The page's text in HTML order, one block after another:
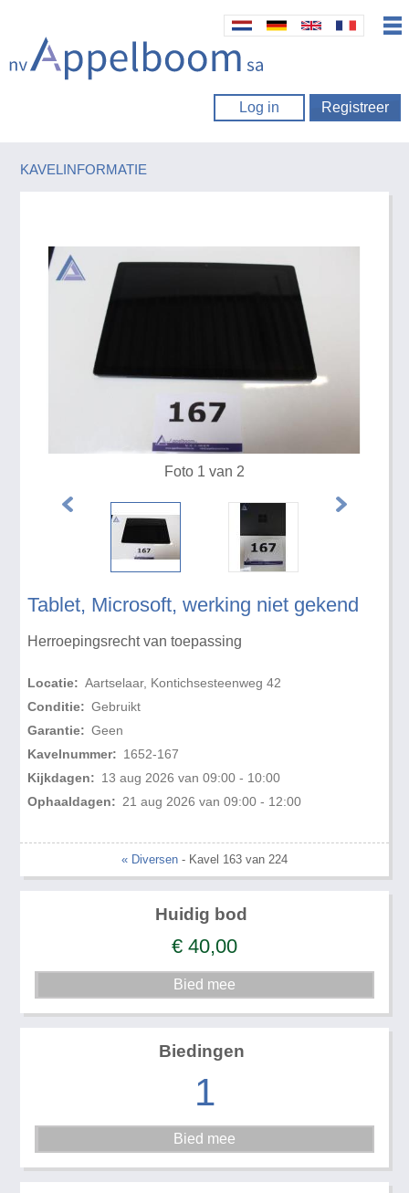
Log in Registreer
KAVELINFORMATIE
Tablet, Microsoft, werking niet gekend
Herroepingsrecht van toepassing
Locatie: Aartselaar, Kontichsesteenweg 42
Conditie: Gebruikt
Garantie: Geen
Kavelnummer: 1652-167
Kijkdagen: 13 aug 2026 van 09:00 - 10:00
Ophaaldagen: 21 aug 2026 van 09:00 - 12:00
Foto 1 van 2
« Diversen - Kavel 163 van 224
Huidig bod
€ 40,00
Biedingen
1